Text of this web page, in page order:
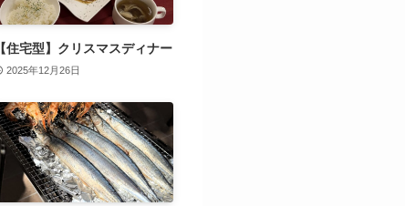
【住宅型】クリスマスディナー
2025年12月26日